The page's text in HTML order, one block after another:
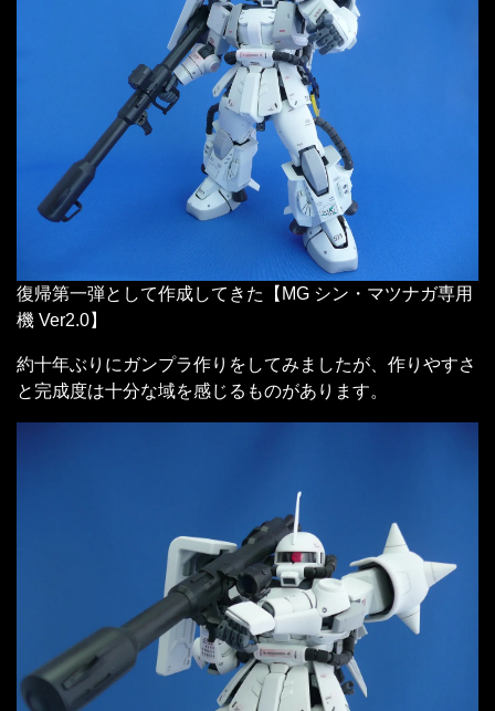
復帰第一弾として作成してきた【MG シン・マツナガ専用
機 Ver2.0】
約十年ぶりにガンプラ作りをしてみましたが、作りやすさ
と完成度は十分な域を感じるものがあります。